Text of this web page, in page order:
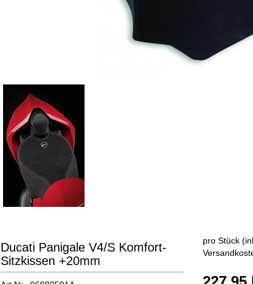
Ducati Panigale V4/S Komfort-
Sitzkissen +20mm
pro Stück